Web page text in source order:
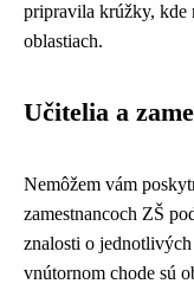
pripravila krúžky, kde
oblastiach.
Učitelia a
Nemôžem vám
zamestnancoch ZŠ
znalosti o
vnútornom chode sú